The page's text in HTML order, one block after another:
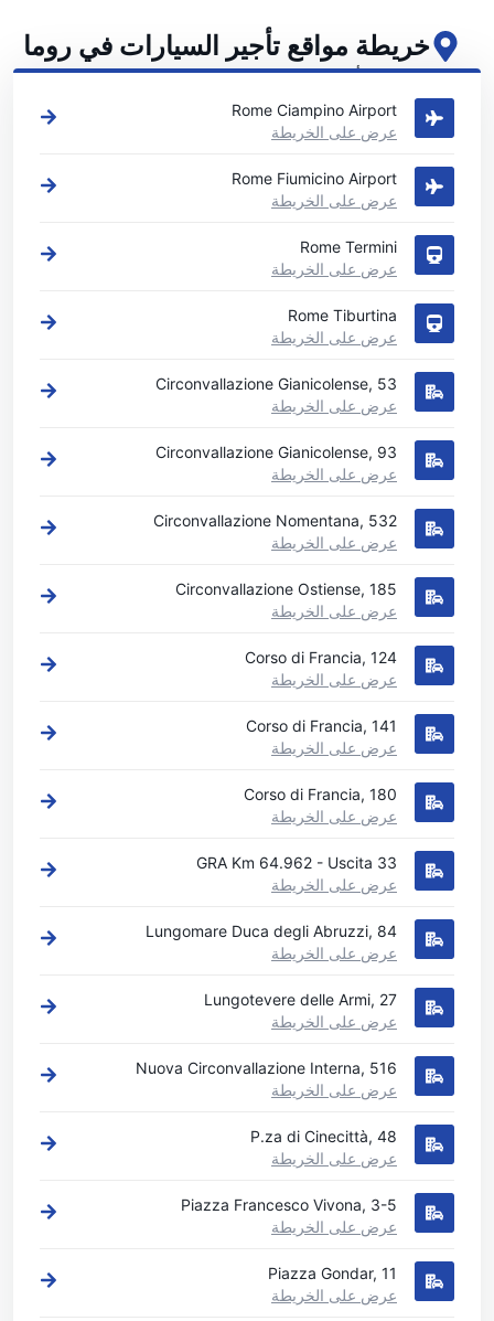
خريطة مواقع تأجير السيارات في روما
اطلع على مواقع تأجير السيارات الرئيسية لدينا في روما
Rome Ciampino Airport
عرض على الخريطة
Rome Fiumicino Airport
عرض على الخريطة
Rome Termini
عرض على الخريطة
Rome Tiburtina
عرض على الخريطة
Circonvallazione Gianicolense, 53
عرض على الخريطة
Circonvallazione Gianicolense, 93
عرض على الخريطة
Circonvallazione Nomentana, 532
عرض على الخريطة
Circonvallazione Ostiense, 185
عرض على الخريطة
Corso di Francia, 124
عرض على الخريطة
Corso di Francia, 141
عرض على الخريطة
Corso di Francia, 180
عرض على الخريطة
GRA Km 64.962 - Uscita 33
عرض على الخريطة
Lungomare Duca degli Abruzzi, 84
عرض على الخريطة
Lungotevere delle Armi, 27
عرض على الخريطة
Nuova Circonvallazione Interna, 516
عرض على الخريطة
P.za di Cinecittà, 48
عرض على الخريطة
Piazza Francesco Vivona, 3-5
عرض على الخريطة
Piazza Gondar, 11
عرض على الخريطة